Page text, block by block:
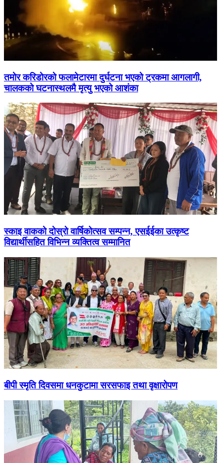
तमोर करिडोरको फलामेटारमा दुर्घटना भएको ट्रकमा आगलागी,
चालकको घटनास्थलमै मृत्यु भएको आशंका
स्काइ वाकको दोस्रो वार्षिकोत्सव सम्पन्न, एसईईका उत्कृष्ट
विद्यार्थीसहित विभिन्न व्यक्तित्व सम्मानित
बीपी स्मृति दिवसमा धनकुटामा सरसफाइ तथा वृक्षारोपण